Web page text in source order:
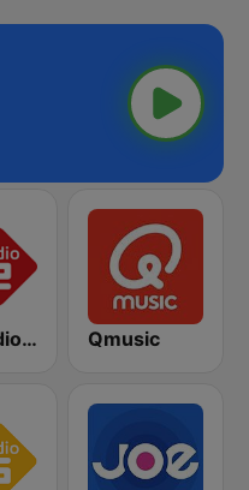
NPO Radio 2 Qmusic